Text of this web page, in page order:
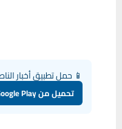
📱 حمل تطبيق أخبار
تحميل من Google Play